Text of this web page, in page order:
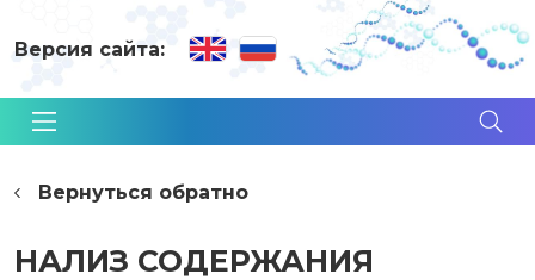
Версия сайта:
Вернуться обратно
НАЛИЗ СОДЕРЖАНИЯ